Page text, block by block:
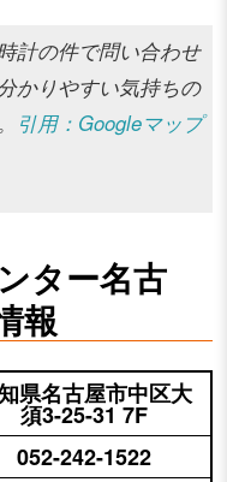
計の件で問い合わせ
かりやすい気持ちの
引用：Googleマップ
ター名古
報
県名古屋市中区大
須3-25-31 7F
052-242-1522